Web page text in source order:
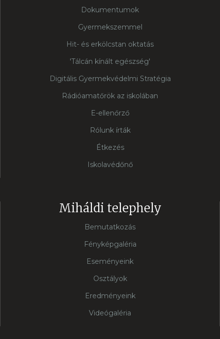
Dokumentumok
Gyermekszemmel
Hit- és erkölcstan oktatás
'Tálcán kínált egészség'
Digitális Gyermekvédelmi Stratégia
Rádióamatőrök az iskolában
E-ellenőrző
Rólunk írták
Étkezés
Iskolavédőnő
Miháldi telephely
Bemutatkozás
Fényképgaléria
Eseményeink
Osztályok
Eredményeink
Videógaléria